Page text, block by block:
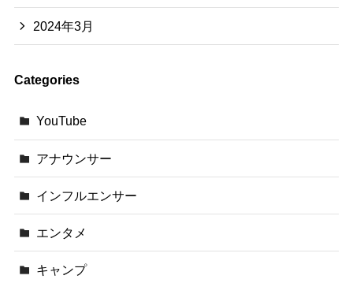
2024年3月
Categories
YouTube
アナウンサー
インフルエンサー
エンタメ
キャンプ